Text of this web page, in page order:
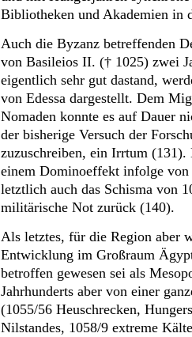
Bibliotheken und Akademien in
Auch die Byzanz betreffenden
von Basileios II. († 1025) zwei
eigentlich sehr gut dastand,
von Edessa dargestellt. Dem
Nomaden konnte es auf Dauer
der bisherige Versuch der
zuzuschreiben, ein Irrtum
einem Dominoeffekt infolge
letztlich auch das Schisma von
militärische Not zurück (140).
Als letztes, für die Region aber
Entwicklung im Großraum
betroffen gewesen sei als
Jahrhunderts aber von einer
(1055/56 Heuschrecken,
Nilstandes, 1058/9 extreme